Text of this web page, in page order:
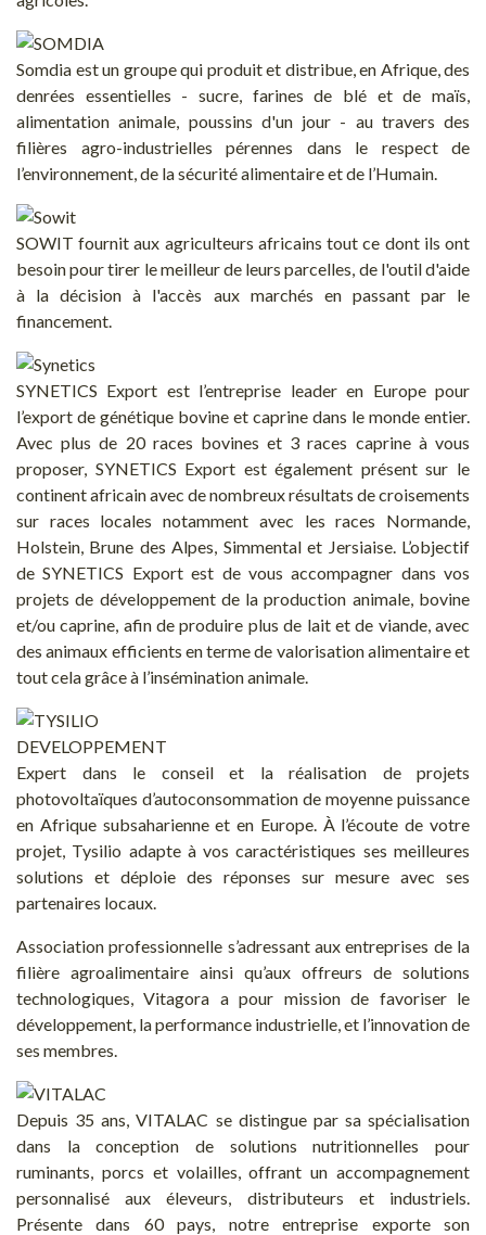
Somdia est un groupe qui produit et distribue, en Afrique, des
denrées essentielles - sucre, farines de blé et de maïs,
alimentation animale, poussins d'un jour - au travers des
filières agro-industrielles pérennes dans le respect de
l’environnement, de la sécurité alimentaire et de l’Humain.
SOWIT fournit aux agriculteurs africains tout ce dont ils ont
besoin pour tirer le meilleur de leurs parcelles, de l'outil d'aide
à la décision à l'accès aux marchés en passant par le
financement.
SYNETICS Export est l’entreprise leader en Europe pour
l’export de génétique bovine et caprine dans le monde entier.
Avec plus de 20 races bovines et 3 races caprine à vous
proposer, SYNETICS Export est également présent sur le
continent africain avec de nombreux résultats de croisements
sur races locales notamment avec les races Normande,
Holstein, Brune des Alpes, Simmental et Jersiaise. L’objectif
de SYNETICS Export est de vous accompagner dans vos
projets de développement de la production animale, bovine
et/ou caprine, afin de produire plus de lait et de viande, avec
des animaux efficients en terme de valorisation alimentaire et
tout cela grâce à l’insémination animale.
Expert dans le conseil et la réalisation de projets
photovoltaïques d’autoconsommation de moyenne puissance
en Afrique subsaharienne et en Europe. À l’écoute de votre
projet, Tysilio adapte à vos caractéristiques ses meilleures
solutions et déploie des réponses sur mesure avec ses
partenaires locaux.
Association professionnelle s’adressant aux entreprises de la
filière agroalimentaire ainsi qu’aux offreurs de solutions
technologiques, Vitagora a pour mission de favoriser le
développement, la performance industrielle, et l’innovation de
ses membres.
Depuis 35 ans, VITALAC se distingue par sa spécialisation
dans la conception de solutions nutritionnelles pour
ruminants, porcs et volailles, offrant un accompagnement
personnalisé aux éleveurs, distributeurs et industriels.
Présente dans 60 pays, notre entreprise exporte son